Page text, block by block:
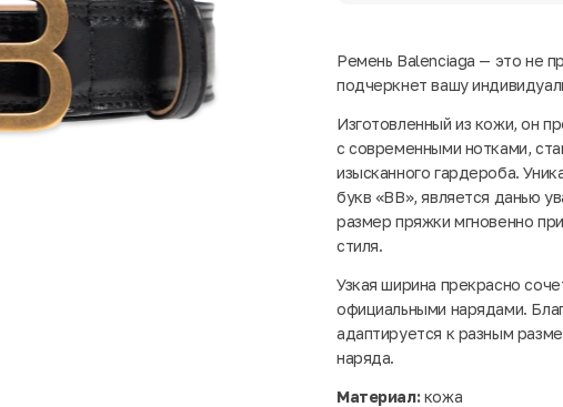
Ремень Balenciaga — это не
подчеркнет вашу
Изготовленный из кожи, он
с современными нотками,
изысканного гардероба.
букв «BB», является данью
размер пряжки мгновенно
стиля.
Узкая ширина прекрасно
официальными нарядами.
адаптируется к разным
наряда.
Материал:кожа